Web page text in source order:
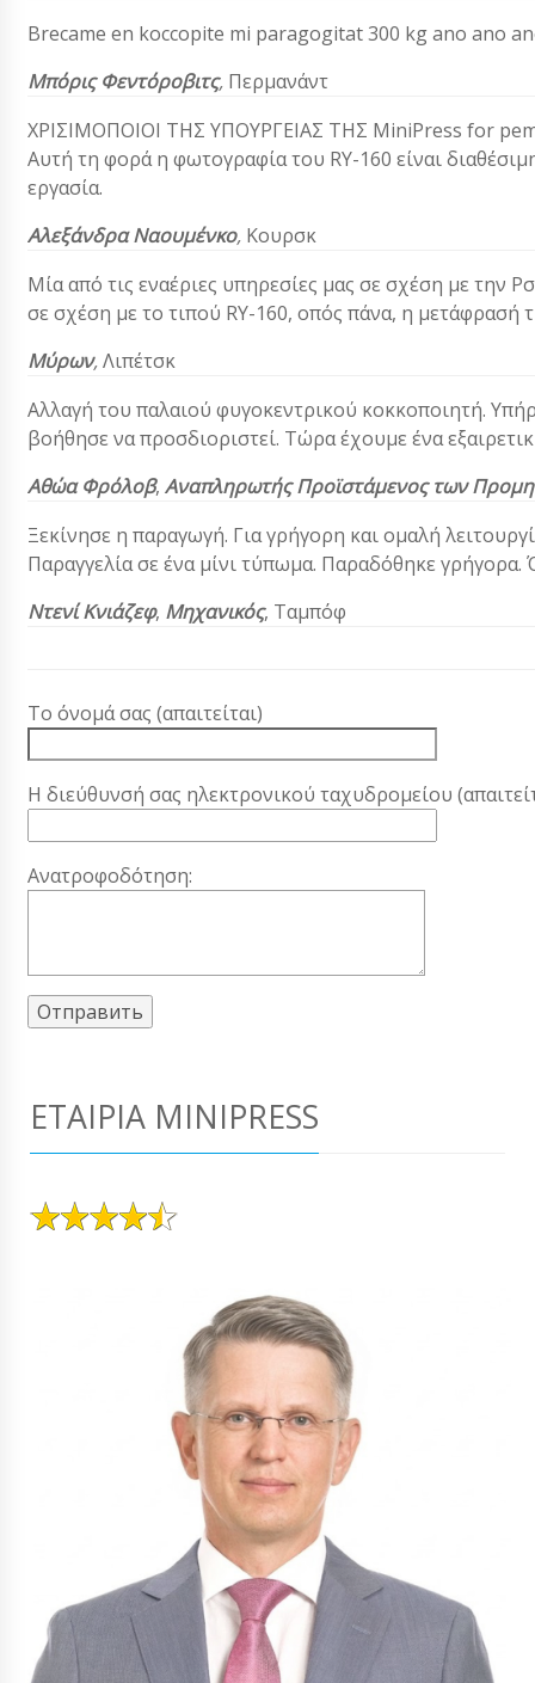
Brecame en koccopite mi paragogitat 300 kg ano ano
Μπόρις Φεντόροβιτς, Περμανάντ
ΧΡΙΣΙΜΟΠΟΙΟΙ ΤΗΣ ΥΠΟΥΡΓΕΙΑΣ ΤΗΣ MiniPress for
Αυτή τη φορά η φωτογραφία του RY-160 είναι
εργασία.
Αλεξάνδρα Ναουμένκο, Κουρσκ
Μία από τις εναέριες υπηρεσίες μας σε σχέση με
σε σχέση με το τιπού RY-160, οπός πάνα, η μετάφρασή
Μύρων,Λιπέτσκ
Αλλαγή του παλαιού φυγοκεντρικού κοκκοποιητή.
βοήθησε να προσδιοριστεί. Τώρα έχουμε ένα
Αθώα Φρόλοβ, Αναπληρωτής Προϊστάμενος των
Ξεκίνησε η παραγωγή. Για γρήγορη και ομαλή
Παραγγελία σε ένα μίνι τύπωμα. Παραδόθηκε γρήγορα.
Ντενί Κνιάζεφ, Μηχανικός, Ταμπόφ
Το όνομά σας (απαιτείται)
Η διεύθυνσή σας ηλεκτρονικού ταχυδρομείου
Ανατροφοδότηση:
ΕΤΑΙΡΊΑ MINIPRESS